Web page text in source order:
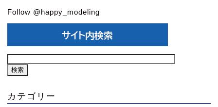
Follow @happy_modeling
カテゴリー